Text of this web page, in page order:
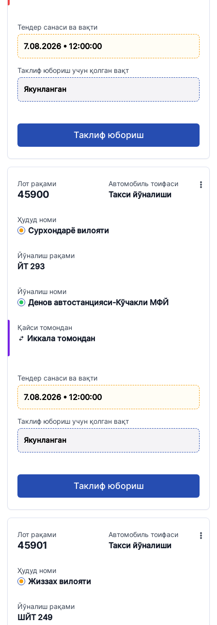
Тендер санаси ва вақти
7.08.2026 • 12:00:00
Таклиф юбориш учун қолган вақт
Якунланган
Таклиф юбориш
Лот рақами
45900
Ҳудуд номи
Сурхондарё вилояти
Йўналиш рақами
ЙТ 293
Йўналиш номи
Денов автостанцияси-Кўчакли МФЙ
Aвтомобиль тоифаси
Такси йўналиши
Қайси томондан
Иккала томондан
Тендер санаси ва вақти
7.08.2026 • 12:00:00
Таклиф юбориш учун қолган вақт
Якунланган
Таклиф юбориш
Лот рақами
45901
Ҳудуд номи
Жиззах вилояти
Йўналиш рақами
ШЙТ 249
Aвтомобиль тоифаси
Такси йўналиши